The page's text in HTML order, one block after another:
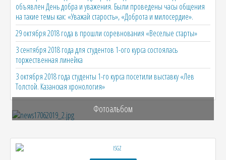
объявлен День добра и уважения. Были проведены часы общения
на такие темы как: «Уважай старость», «Доброта и милосердие».
29 октября 2018 года в прошли соревнования «Веселые старты»
3 сентября 2018 года для студентов 1-ого курса состоялась
торжественная линейка
3 октября 2018 года студенты 1-го курса посетили выставку «Лев
Толстой. Казанская хронология»
Фотоальбом